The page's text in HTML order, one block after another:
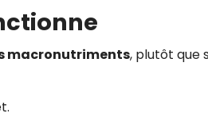
macronutriments, plutôt que